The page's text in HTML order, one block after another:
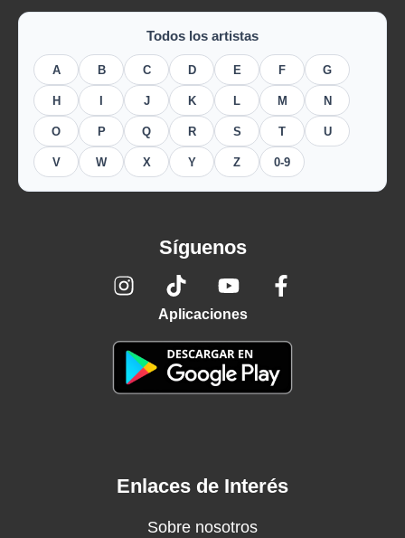
Todos los artistas
A B C D E F G
H J K L M N
O P Q R S T U
V W X Y Z 0-9
Síguenos
Aplicaciones
Enlaces de Interés
Sobre nosotros